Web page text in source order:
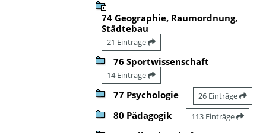
74 Geographie, Raumordnung,
Städtebau
21 Einträge
76 Sportwissenschaft
14 Einträge
77 Psychologie 26 Einträge
80 Pädagogik 113 Einträge